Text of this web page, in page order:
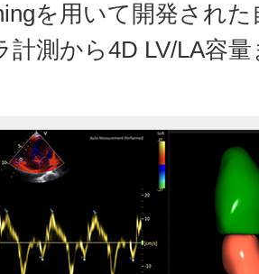
を用いて開発され
計測から4D LV/LA容